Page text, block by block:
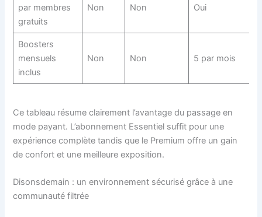
par membres
gratuits
Non Non Oui
Boosters
mensuels
inclus
Non Non 5 par mois
Ce tableau résume clairement l’avantage du passage en
mode payant. L’abonnement Essentiel suffit pour une
expérience complète tandis que le Premium offre un gain
de confort et une meilleure exposition.
Disonsdemain : un environnement sécurisé grâce à une
communauté filtrée